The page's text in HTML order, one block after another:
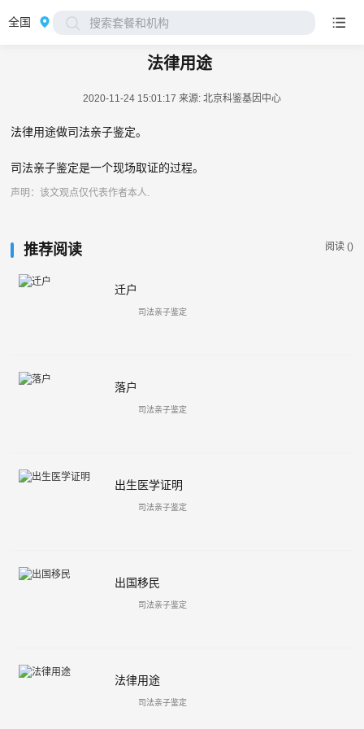
全国 搜索套餐和机构
法律用途
2020-11-24 15:01:17 来源: 北京科鉴基因中心
法律用途做司法亲子鉴定。
司法亲子鉴定是一个现场取证的过程。
声明：该文观点仅代表作者本人.
阅读 ()
推荐阅读
迁户
司法亲子鉴定
落户
司法亲子鉴定
出生医学证明
司法亲子鉴定
出国移民
司法亲子鉴定
法律用途
司法亲子鉴定